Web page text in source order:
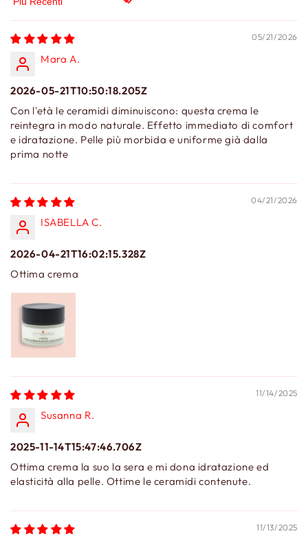
Sort by
05/21/2026
Mara A.
2026-05-21T10:50:18.205Z
Con l'età le ceramidi diminuiscono: questa crema le
reintegra in modo naturale. Effetto immediato di comfort
e idratazione. Pelle più morbida e uniforme già dalla
prima notte
04/21/2026
ISABELLA C.
2026-04-21T16:02:15.328Z
Ottima crema
11/14/2025
Susanna R.
2025-11-14T15:47:46.706Z
Ottima crema la suo la sera e mi dona idratazione ed
elasticità alla pelle. Ottime le ceramidi contenute.
11/13/2025